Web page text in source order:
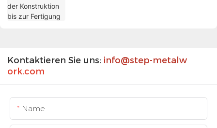
Kontaktieren Sie uns: info@step-metalw
ork.com
Name